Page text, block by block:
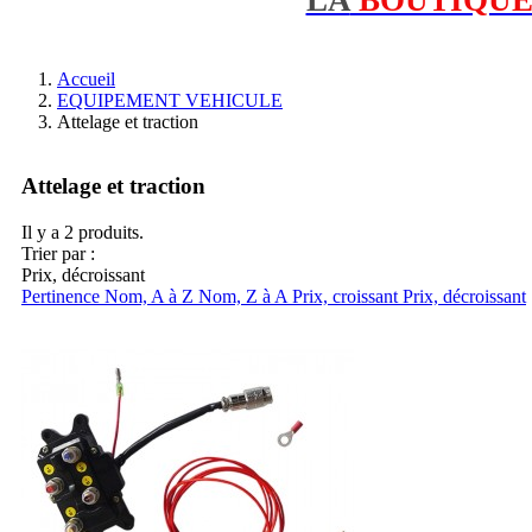
Accueil
EQUIPEMENT VEHICULE
Attelage et traction
Attelage et traction
Il y a 2 produits.
Trier par :
Prix, décroissant
Pertinence Nom, A à Z Nom, Z à A Prix, croissant Prix, décroissant